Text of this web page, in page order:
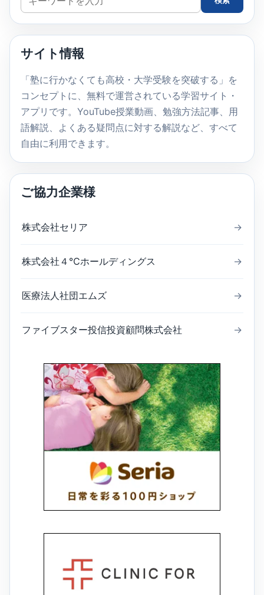
イ
ト
検
索
サイト情報
「塾に行かなくても高校・大学受験を突破する」を
コンセプトに、無料で運営されている学習サイト・
アプリです。YouTube授業動画、勉強方法記事、用
語解説、よくある疑問点に対する解説など、すべて
自由に利用できます。
ご協力企業様
株式会社セリア →
株式会社４℃ホールディングス →
医療法人社団エムズ →
ファイブスター投信投資顧問株式会社 →